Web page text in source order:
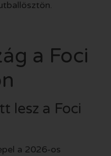
a Foci
lesz a Foci
a 2026-os